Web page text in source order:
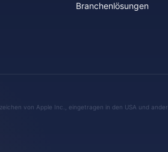
Branchenlösungen
von Apple Inc., eingetragen in den USA und